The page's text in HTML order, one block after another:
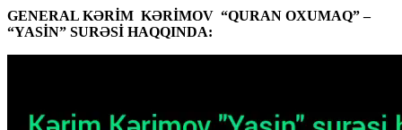
GENERAL KƏRİM KƏRİMOV “QURAN OXUMAQ” –
“YASİN” SURƏSİ HAQQINDA: